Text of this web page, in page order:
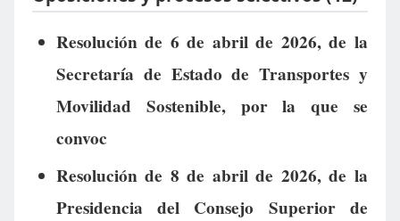
Resolución de 6 de abril de 2026, de la
Secretaría de Estado de Transportes y
Movilidad Sostenible, por la que se
convoc
Resolución de 8 de abril de 2026, de la
Presidencia del Consejo Superior de